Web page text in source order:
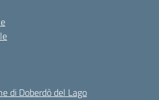
di Doberdò del Lago